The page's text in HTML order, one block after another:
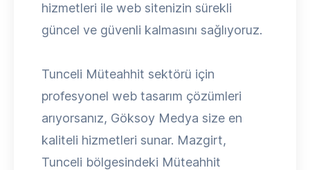
hizmetleri ile web sitenizin sürekli
güncel ve güvenli kalmasını sağlıyoruz.
Tunceli Müteahhit sektörü için
profesyonel web tasarım çözümleri
arıyorsanız, Göksoy Medya size en
kaliteli hizmetleri sunar. Mazgirt,
Tunceli bölgesindeki Müteahhit